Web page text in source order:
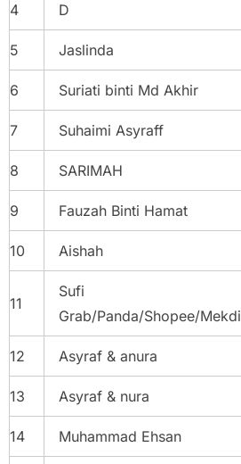
4 D
5 Jaslinda
6 Suriati binti Md Akhir
7 Suhaimi Asyraff
8 SARIMAH
9 Fauzah Binti Hamat
10 Aishah
11
Sufi
Grab/Panda/Shopee/Mekdi
12 Asyraf & anura
13 Asyraf & nura
14 Muhammad Ehsan